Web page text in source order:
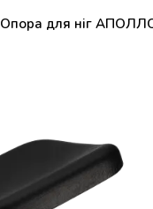
Опора для ніг